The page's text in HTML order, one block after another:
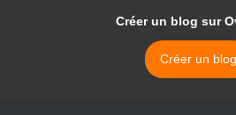
Créer un blog sur
Créer un blog